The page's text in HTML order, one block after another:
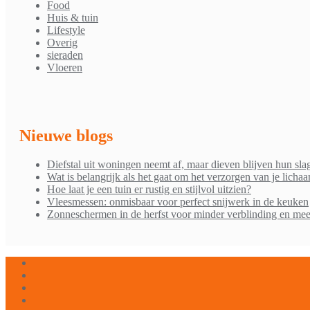
Food
Huis & tuin
Lifestyle
Overig
sieraden
Vloeren
Nieuwe blogs
Diefstal uit woningen neemt af, maar dieven blijven hun
Wat is belangrijk als het gaat om het verzorgen van je
Hoe laat je een tuin er rustig en stijlvol uitzien?
Vleesmessen: onmisbaar voor perfect snijwerk in de keuken
Zonneschermen in de herfst voor minder verblinding en